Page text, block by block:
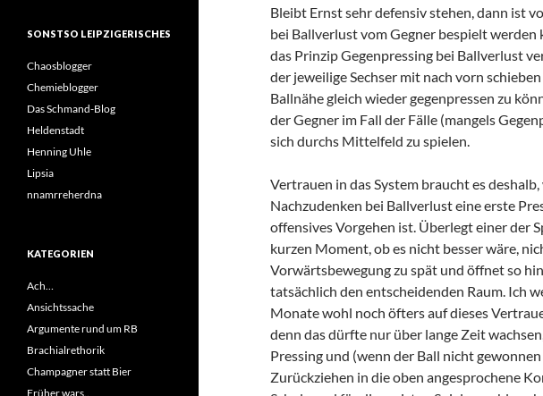
Bleibt Ernst sehr defensiv stehen, dann ist
bei Ballverlust vom Gegner bespielt werden
das Prinzip Gegenpressing bei Ballverlust
der jeweilige Sechser mit nach vorn
Ballnähe gleich wieder gegenpressen zu
der Gegner im Fall der Fälle (mangels
sich durchs Mittelfeld zu spielen.
Vertrauen in das System braucht es
Nachzudenken bei Ballverlust eine erste
offensives Vorgehen ist. Überlegt einer der
kurzen Moment, ob es nicht besser wäre,
Vorwärtsbewegung zu spät und öffnet so
tatsächlich den entscheidenden Raum. Ich
Monate wohl noch öfters auf dieses
denn das dürfte nur über lange Zeit
Pressing und (wenn der Ball nicht
Zurückziehen in die oben angesprochene
SONSTSO LEIPZIGERISCHES
Chaosblogger
Chemieblogger
Das Schmand-Blog
Heldenstadt
Henning Uhle
Lipsia
nnamrreherdna
KATEGORIEN
Ach…
Ansichtssache
Argumente rund um RB
Brachialrethorik
Champagner statt Bier
Früher wars..